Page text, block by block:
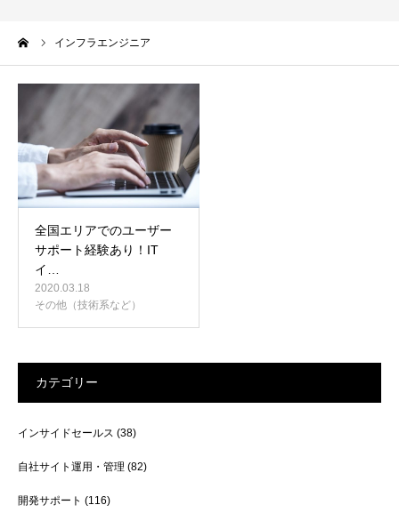
インフラエンジニア
全国エリアでのユーザー
サポート経験あり！IT
イ…
2020.03.18
その他（技術系など）
カテゴリー
インサイドセールス (38)
自社サイト運用・管理 (82)
開発サポート (116)
インタビュー
お問い合わせ